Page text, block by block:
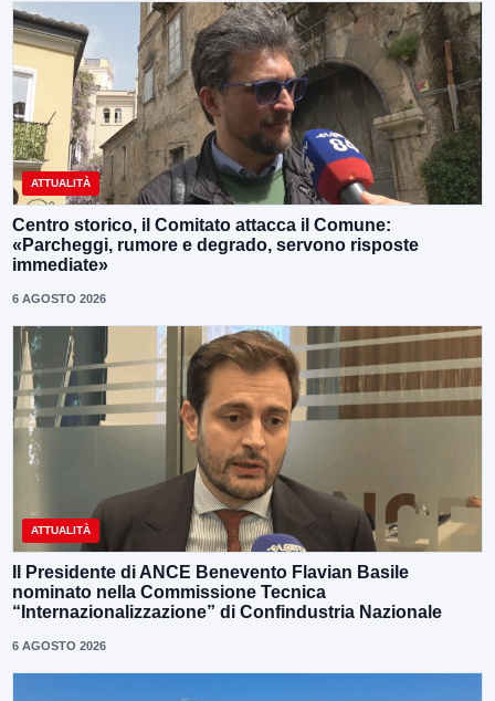
ATTUALITÀ
Centro storico, il Comitato attacca il Comune:
«Parcheggi, rumore e degrado, servono risposte
immediate»
6 AGOSTO 2026
ATTUALITÀ
Il Presidente di ANCE Benevento Flavian Basile
nominato nella Commissione Tecnica
“Internazionalizzazione” di Confindustria Nazionale
6 AGOSTO 2026